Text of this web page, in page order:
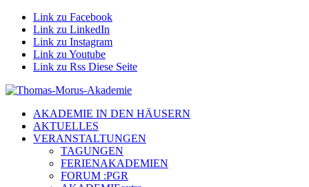
Link zu Facebook
Link zu LinkedIn
Link zu Instagram
Link zu Youtube
Link zu Rss Diese Seite
AKADEMIE IN DEN HÄUSERN
AKTUELLES
VERANSTALTUNGEN
TAGUNGEN
FERIENAKADEMIEN
FORUM :PGR